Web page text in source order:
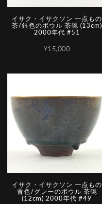
イサク・イサクソン 一点もの
茶/銀色のボウル 茶碗 (13cm)
2000年代 #51
¥15,000
イサク・イサクソン 一点もの
青色/グレーのボウル 茶碗
(12cm) 2000年代 #49